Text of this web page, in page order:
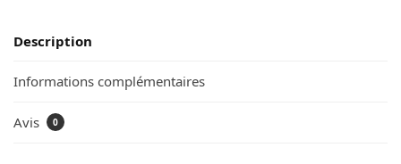
Description
Informations complémentaires
Avis 0